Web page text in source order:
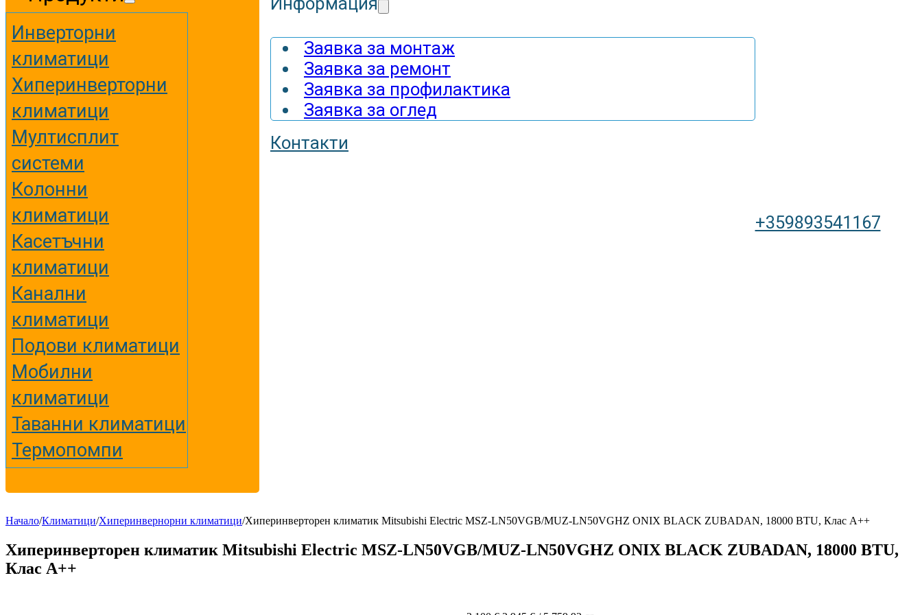
Инверторни
климатици
Хиперинверторни
климатици
Мултисплит
системи
Колонни
климатици
Касетъчни
климатици
Канални
климатици
Подови климатици
Мобилни
климатици
Таванни климатици
Термопомпи
Заявка за монтаж
Заявка за ремонт
Заявка за профилактика
Заявка за оглед
Контакти
+359893541167
Начало/Климатици/Хиперинвернорни климатици/Хиперинверторен климатик Mitsubishi Electric MSZ-LN50VGB/MUZ-LN50VGHZ ONIX BLACK ZUBADAN, 18000 BTU, Клас A++
Хиперинверторен климатик Mitsubishi Electric MSZ-LN50VGB/MUZ-LN50VGHZ ONIX BLACK ZUBADAN, 18000 BTU,
Клас A++